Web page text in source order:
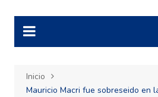
Inicio
Mauricio Macri fue sobreseido en